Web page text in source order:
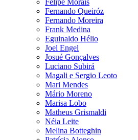
Felipe Morais
Fernando Queiróz
Fernando Moreira
Frank Medina
Eguinaldo Hélio
Joel Engel
Josué Gonçalves
Luciano Subirá
Magali e Sergio Leoto
Mari Mendes
Mário Moreno
Marisa Lobo
Matheus Grismaldi
Néia Leite
Melina Botteghin